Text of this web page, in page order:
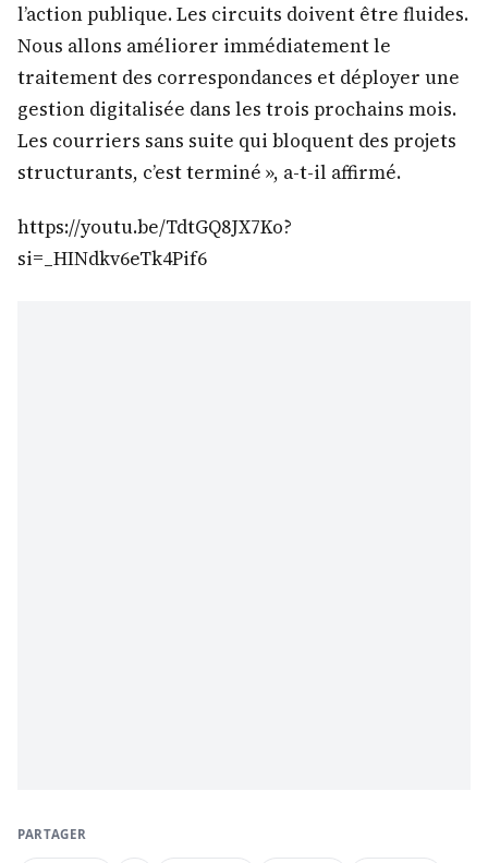
l’action publique. Les circuits doivent être fluides.
Nous allons améliorer immédiatement le
traitement des correspondances et déployer une
gestion digitalisée dans les trois prochains mois.
Les courriers sans suite qui bloquent des projets
structurants, c’est terminé », a-t-il affirmé.
https://youtu.be/TdtGQ8JX7Ko?
si=_HINdkv6eTk4Pif6
PARTAGER